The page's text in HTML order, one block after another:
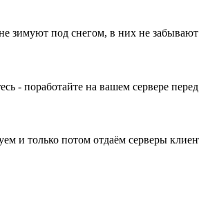
зимуют под снегом, в них не
- поработайте на вашем сервере
и только потом отдаём серверы